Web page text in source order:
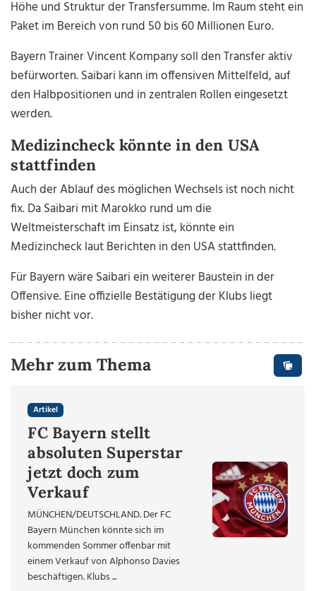
Höhe und Struktur der Transfersumme. Im Raum steht ein
Paket im Bereich von rund 50 bis 60 Millionen Euro.
Bayern Trainer Vincent Kompany soll den Transfer aktiv
befürworten. Saibari kann im offensiven Mittelfeld, auf
den Halbpositionen und in zentralen Rollen eingesetzt
werden.
Medizincheck könnte in den USA
stattfinden
Auch der Ablauf des möglichen Wechsels ist noch nicht
fix. Da Saibari mit Marokko rund um die
Weltmeisterschaft im Einsatz ist, könnte ein
Medizincheck laut Berichten in den USA stattfinden.
Für Bayern wäre Saibari ein weiterer Baustein in der
Offensive. Eine offizielle Bestätigung der Klubs liegt
bisher nicht vor.
Mehr zum Thema
Artikel
FC Bayern stellt
absoluten Superstar
jetzt doch zum
Verkauf
MÜNCHEN/DEUTSCHLAND. Der FC
Bayern München könnte sich im
kommenden Sommer offenbar mit
einem Verkauf von Alphonso Davies
beschäftigen. Klubs ...